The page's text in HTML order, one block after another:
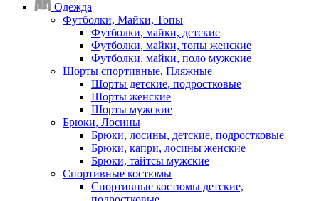
Одежда
Футболки, Майки, Топы
Футболки, майки, детские
Футболки, майки, топы женские
Футболки, майки, поло мужские
Шорты спортивные, Пляжные
Шорты детские, подростковые
Шорты женские
Шорты мужские
Брюки, Лосины
Брюки, лосины, детские, подростковые
Брюки, капри, лосины женские
Брюки, тайтсы мужские
Спортивные костюмы
Спортивные костюмы детские,